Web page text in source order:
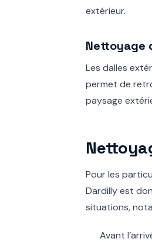
extérieur.
Nettoyage
Les dalles
permet de
paysage
Pour les
Dardilly est
situations,
Avant